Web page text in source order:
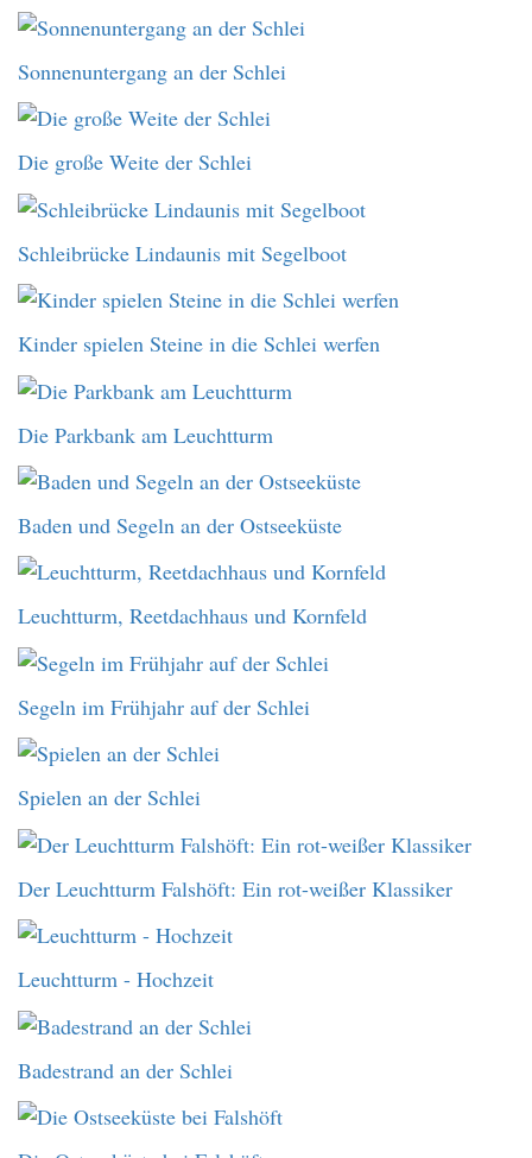
Sonnenuntergang an der Schlei
Die große Weite der Schlei
Schleibrücke Lindaunis mit Segelboot
Kinder spielen Steine in die Schlei werfen
Die Parkbank am Leuchtturm
Baden und Segeln an der Ostseeküste
Leuchtturm, Reetdachhaus und Kornfeld
Segeln im Frühjahr auf der Schlei
Spielen an der Schlei
Der Leuchtturm Falshöft: Ein rot-weißer Klassiker
Leuchtturm - Hochzeit
Badestrand an der Schlei